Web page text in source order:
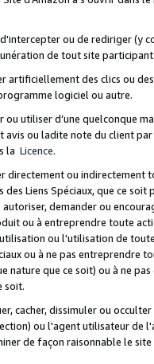
ou de rediriger
de tout site
artificiellement des clics ou
logiciel ou autre.
ou utiliser d’une quelconque
ou ladite note du client
la Licence.
directement ou
des Liens Spéciaux, que ce
demander ou
ou à entreprendre toute
ou l'utilisation de
ou à ne pas entreprendre
nature que ce soit) ou à ne
soit.
cacher, dissimuler ou
ou l'agent utilisateur
de façon raisonnable le